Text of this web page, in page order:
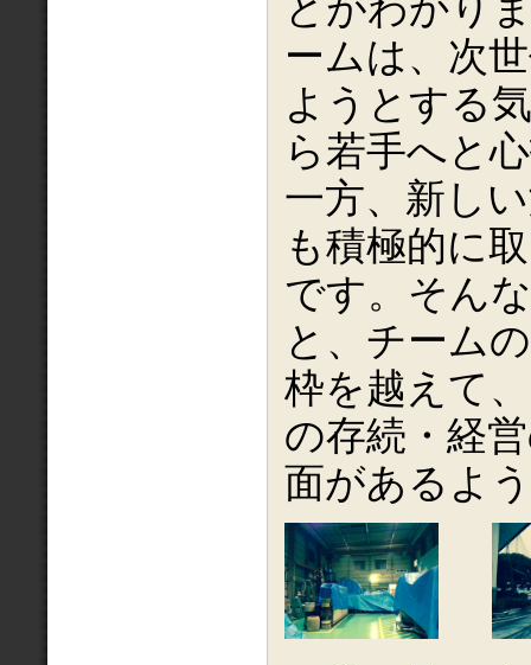
ームは、次
ようとする
ら若手へと
一方、新し
も積極的に
です。そん
と、チーム
枠を越えて
の存続・経
面があるよ